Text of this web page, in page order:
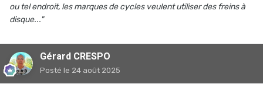
ou tel endroit, les marques de cycles veulent utiliser des freins à
disque..."
Gérard CRESPO
Posté le 24 août 2025